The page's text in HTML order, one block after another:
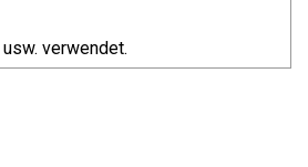
verwendet.